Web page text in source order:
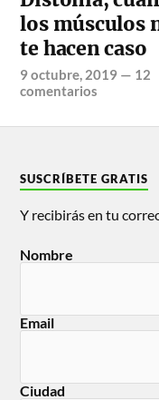
los músculos
te hacen caso
9 octubre, 2019 — 12
comentarios
SUSCRÍBETE GRATIS
Y recibirás en tu
Nombre
Email
Ciudad